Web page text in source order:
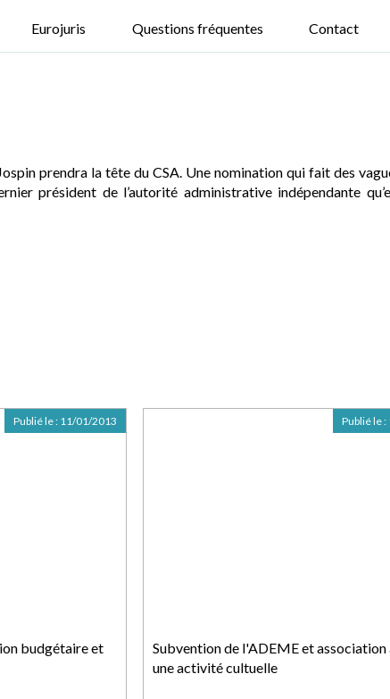
Eurojuris Questions fréquentes Contact
prendra la tête du CSA. Une nomination qui fait des
président de l’autorité administrative indépendante
budgétaire et
Publié le : 11/01/2013
Subvention de l'ADEME et association
une activité cultuelle
Publié le :